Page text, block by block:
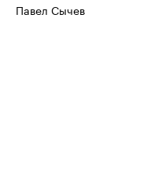
Павел Сычев